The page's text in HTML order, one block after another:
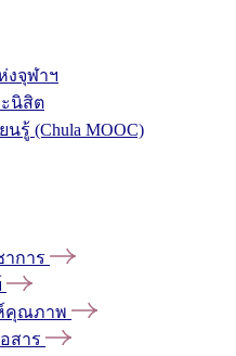
งจุฬาฯ
นิสิต
รู้ (Chula MOOC)
การ
คุณภาพ
สาร